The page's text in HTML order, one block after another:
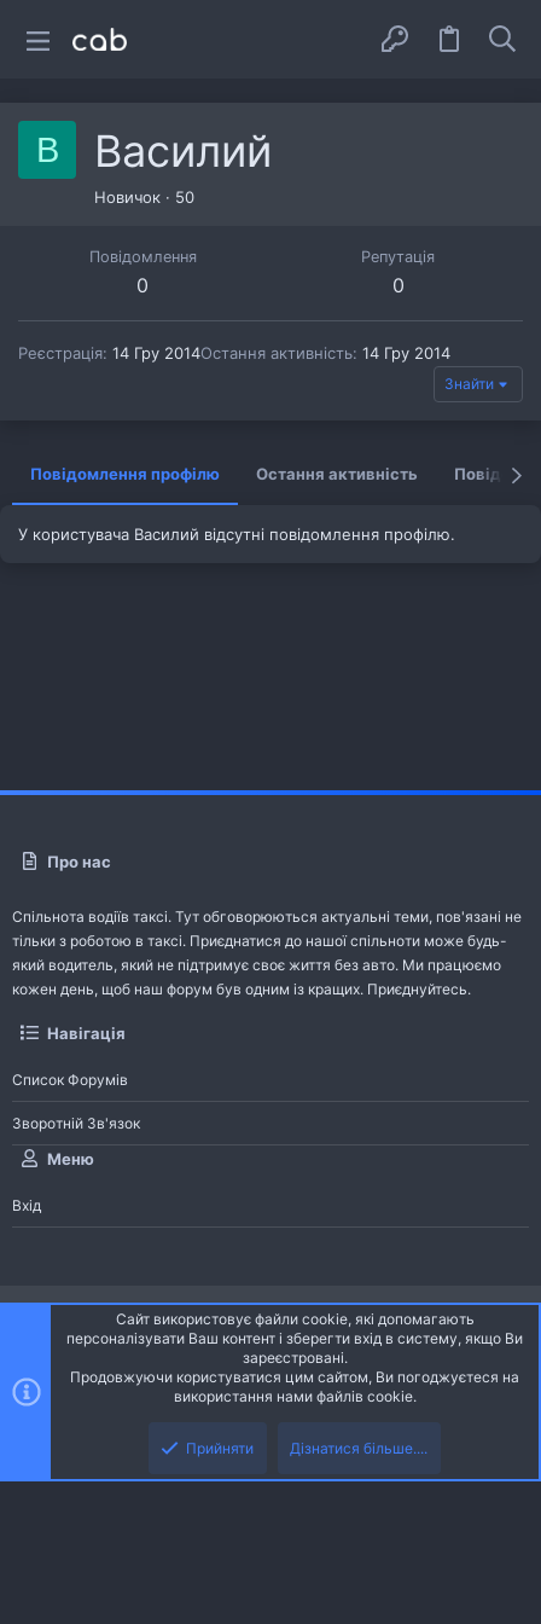
В Василий
Новичок · 50
Повідомлення
0
Репутація
0
Реєстрація 14 Гру 2014Остання активність 14 Гру 2014
Знайти
Повідомлення профілю Остання активність
У користувача Василий відсутні повідомлення профілю.
Про нас
Спільнота водіїв таксі. Тут обговорюються актуальні теми, пов'язані не
тільки з роботою в таксі. Приєднатися до нашої спільноти може будь-
який водитель, який не підтримує своє життя без авто. Ми працюємо
кожен день, щоб наш форум був одним із кращих. Приєднуйтесь.
Навігація
Список Форумів
Зворотній Зв'язок
Меню
Вхід
Ніч
Українська (UA)
S
Community platform by XenForo® © 2010-2026 XenForo Ltd.
Community platform by XenForo © 2010-2022 XenForo Ltd. | dev: Pages
Сайт використовує файли cookie, які допомагають
персоналізувати Ваш контент і зберегти вхід в систему, якщо Ви
зареєстровані.
Продовжуючи користуватися цим сайтом, Ви погоджуєтеся на
використання нами файлів cookie.
Прийняти Дізнатися більше....